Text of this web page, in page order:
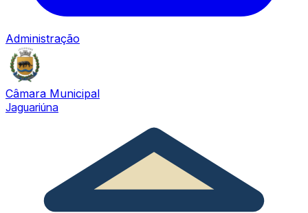
Administração
Câmara Municipal
Jaguariúna